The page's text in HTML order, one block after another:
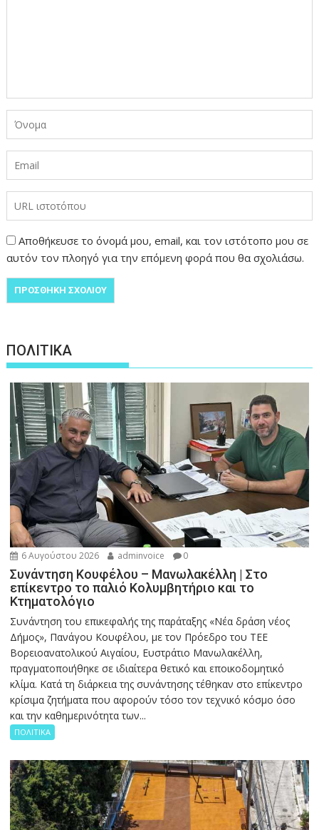
Αποθήκευσε το όνομά μου, email, και τον ιστότοπο μου σε
αυτόν τον πλοηγό για την επόμενη φορά που θα σχολιάσω.
ΠΟΛΙΤΙΚΑ
6 Αυγούστου 2026 adminvoice 0
Συνάντηση Κουφέλου – Μανωλακέλλη | Στο
επίκεντρο το παλιό Κολυμβητήριο και το
Κτηματολόγιο
Συνάντηση του επικεφαλής της παράταξης «Νέα δράση νέος
Δήμος», Πανάγου Κουφέλου, με τον Πρόεδρο του ΤΕΕ
Βορειοανατολικού Αιγαίου, Ευστράτιο Μανωλακέλλη,
πραγματοποιήθηκε σε ιδιαίτερα θετικό και εποικοδομητικό
κλίμα. Κατά τη διάρκεια της συνάντησης τέθηκαν στο επίκεντρο
κρίσιμα ζητήματα που αφορούν τόσο τον τεχνικό κόσμο όσο
και την καθημερινότητα των...
ΠΟΛΙΤΙΚΑ